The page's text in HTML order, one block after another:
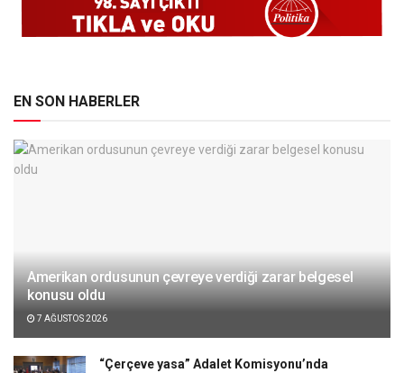
EN SON HABERLER
Amerikan ordusunun çevreye verdiği zarar belgesel
konusu oldu
7 AĞUSTOS 2026
“Çerçeve yasa” Adalet Komisyonu’nda